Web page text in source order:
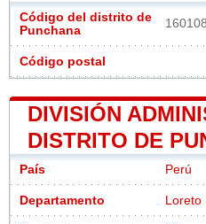
Código del distrito de
Punchana
160108
Código postal
DIVISIÓN
DISTRITO DE
País Perú
Departamento Loreto